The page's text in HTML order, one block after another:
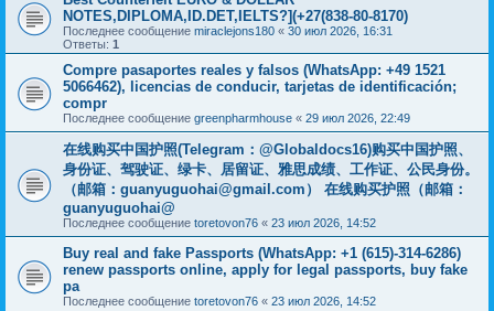
NOTES,DIPLOMA,ID.DET,IELTS?](+27(838-80-8170)
Последнее сообщение miraclejons180 « 30 июл 2026, 16:31
Ответы: 1
Compre pasaportes reales y falsos (WhatsApp: +49 1521
5066462), licencias de conducir, tarjetas de identificación;
compr
Последнее сообщение greenpharmhouse « 29 июл 2026, 22:49
在线购买中国护照(Telegram：@Globaldocs16)购买中国护照、
身份证、驾驶证、绿卡、居留证、雅思成绩、工作证、公民身份。
（邮箱： guanyuguohai@gmail.com ） 在线购买护照（邮箱：
guanyuguohai@
Последнее сообщение toretovon76 « 23 июл 2026, 14:52
Buy real and fake Passports (WhatsApp: +1 (615)-314-6286)
renew passports online, apply for legal passports, buy fake
pa
Последнее сообщение toretovon76 « 23 июл 2026, 14:52